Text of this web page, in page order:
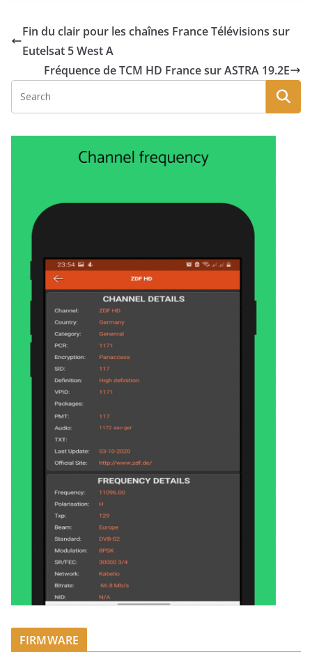
Fin du clair pour les chaînes France Télévisions sur
Eutelsat 5 West A
Fréquence de TCM HD France sur ASTRA 19.2E
FIRMWARE